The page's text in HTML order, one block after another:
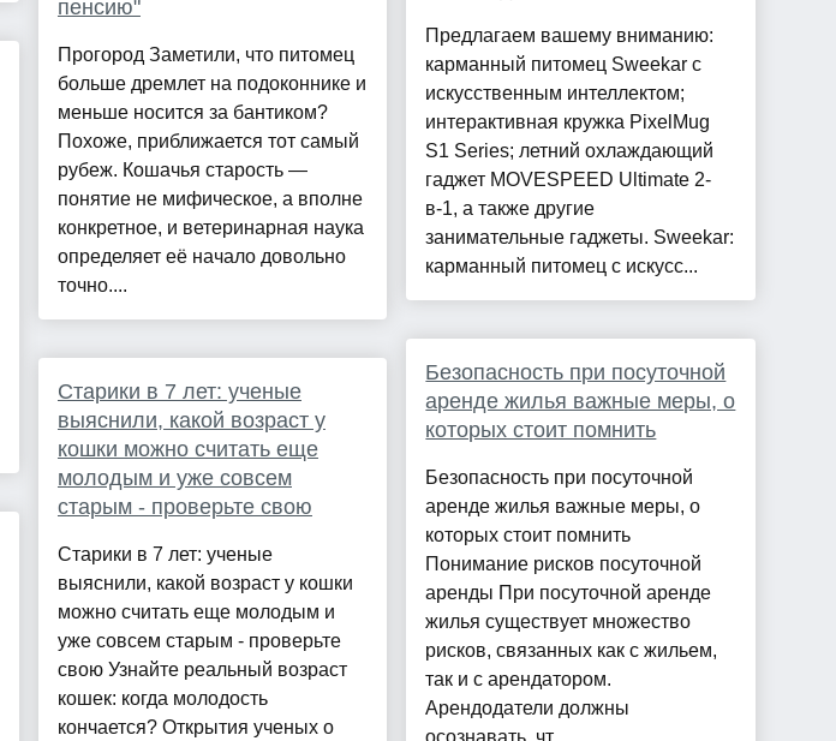
пенсию"
Прогород Заметили, что питомец
больше дремлет на подоконнике и
меньше носится за бантиком?
Похоже, приближается тот самый
рубеж. Кошачья старость —
понятие не мифическое, а вполне
конкретное, и ветеринарная наука
определяет её начало довольно
точно....
Старики в 7 лет: ученые
выяснили, какой возраст у
кошки можно считать еще
молодым и уже совсем
старым - проверьте свою
Старики в 7 лет: ученые
выяснили, какой возраст у кошки
можно считать еще молодым и
уже совсем старым - проверьте
свою Узнайте реальный возраст
кошек: когда молодость
кончается? Открытия ученых о
Предлагаем вашему вниманию:
карманный питомец Sweekar с
искусственным интеллектом;
интерактивная кружка PixelMug
S1 Series; летний охлаждающий
гаджет MOVESPEED Ultimate 2-
в-1, а также другие
занимательные гаджеты. Sweekar:
карманный питомец с искусс...
Безопасность при посуточной
аренде жилья важные меры, о
которых стоит помнить
Безопасность при посуточной
аренде жилья важные меры, о
которых стоит помнить
Понимание рисков посуточной
аренды При посуточной аренде
жилья существует множество
рисков, связанных как с жильем,
так и с арендатором.
Арендодатели должны